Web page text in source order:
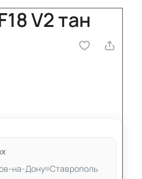
V2 тан
на-Дону Ставрополь